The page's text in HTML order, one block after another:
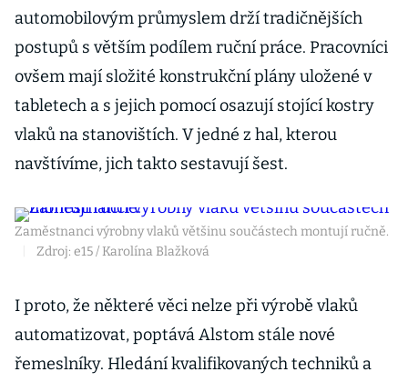
automobilovým průmyslem drží tradičnějších
postupů s větším podílem ruční práce. Pracovníci
ovšem mají složité konstrukční plány uložené v
tabletech a s jejich pomocí osazují stojící kostry
vlaků na stanovištích. V jedné z hal, kterou
navštívíme, jich takto sestavují šest.
Zaměstnanci výrobny vlaků většinu součástech montují ručně.
Zdroj: e15 / Karolína Blažková
I proto, že některé věci nelze při výrobě vlaků
automatizovat, poptává Alstom stále nové
řemeslníky. Hledání kvalifikovaných techniků a